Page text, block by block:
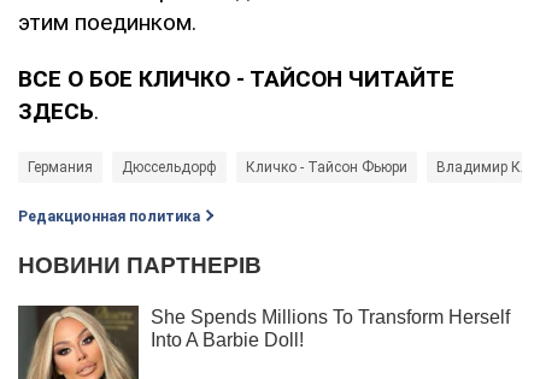
этим поединком.
ВСЕ О БОЕ КЛИЧКО - ТАЙСОН ЧИТАЙТЕ
ЗДЕСЬ.
Германия Дюссельдорф Кличко - Тайсон Фьюри Владимир
Редакционная политика